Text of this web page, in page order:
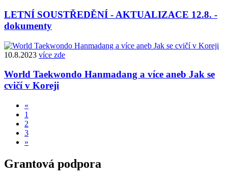
LETNÍ SOUSTŘEDĚNÍ - AKTUALIZACE 12.8. -
dokumenty
10.8.2023 více zde
World Taekwondo Hanmadang a více aneb Jak se
cvičí v Koreji
«
1
2
3
»
Grantová podpora